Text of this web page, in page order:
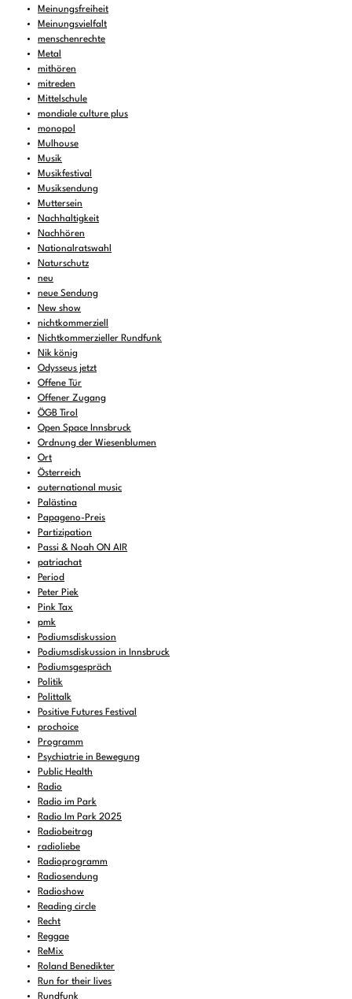
Meinungsfreiheit
Meinungsvielfalt
menschenrechte
Metal
mithören
mitreden
Mittelschule
mondiale culture plus
monopol
Mulhouse
Musik
Musikfestival
Musiksendung
Muttersein
Nachhaltigkeit
Nachhören
Nationalratswahl
Naturschutz
neu
neue Sendung
New show
nichtkommerziell
Nichtkommerzieller Rundfunk
Nik könig
Odysseus jetzt
Offene Tür
Offener Zugang
ÖGB Tirol
Open Space Innsbruck
Ordnung der Wiesenblumen
Ort
Österreich
outernational music
Palästina
Papageno-Preis
Partizipation
Passi & Noah ON AIR
patriachat
Period
Peter Piek
Pink Tax
pmk
Podiumsdiskussion
Podiumsdiskussion in Innsbruck
Podiumsgespräch
Politik
Polittalk
Positive Futures Festival
prochoice
Programm
Psychiatrie in Bewegung
Public Health
Radio
Radio im Park
Radio Im Park 2025
Radiobeitrag
radioliebe
Radioprogramm
Radiosendung
Radioshow
Reading circle
Recht
Reggae
ReMix
Roland Benedikter
Run for their lives
Rundfunk